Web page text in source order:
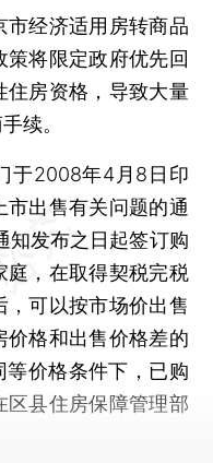
经济适用房转商品
将限定政府优先回
住房资格，导致大量
续。
2008年4月8日印
出售有关问题的通
知发布之日起签订购
庭，在取得契税完税
可以按市场价出售
价格和出售价格差的
等价格条件下，已购
县住房保障管理部